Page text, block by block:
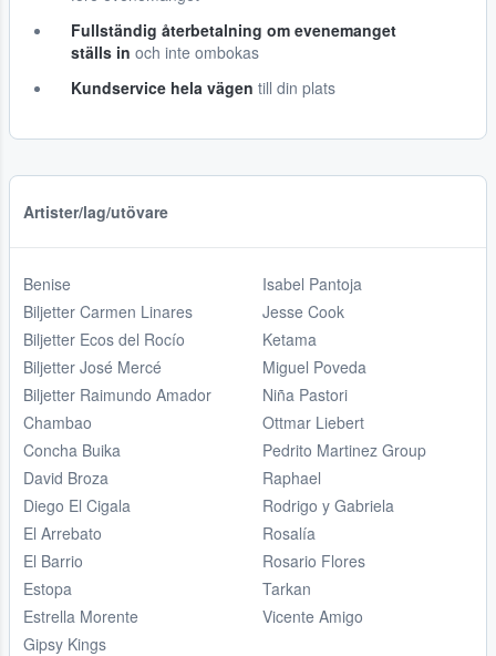
Fullständig återbetalning om evenemanget
ställs in och inte ombokas
Kundservice hela vägen till din plats
Artister/lag/utövare
Benise
Biljetter Carmen Linares
Biljetter Ecos del Rocío
Biljetter José Mercé
Biljetter Raimundo Amador
Chambao
Concha Buika
David Broza
Diego El Cigala
El Arrebato
El Barrio
Estopa
Estrella Morente
Gipsy Kings
Isabel Pantoja
Jesse Cook
Ketama
Miguel Poveda
Niña Pastori
Ottmar Liebert
Pedrito Martinez Group
Raphael
Rodrigo y Gabriela
Rosalía
Rosario Flores
Tarkan
Vicente Amigo